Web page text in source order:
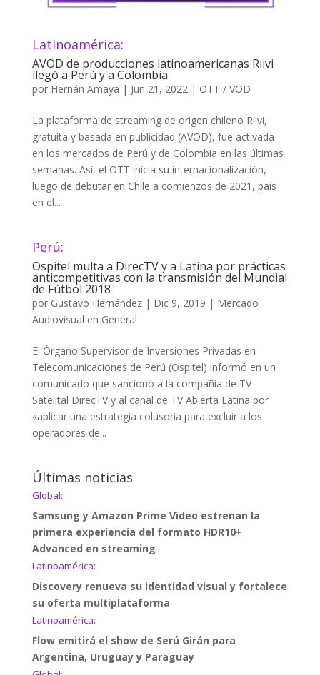
Latinoamérica:
AVOD de producciones latinoamericanas Riivi
llegó a Perú y a Colombia
por Hernán Amaya | Jun 21, 2022| OTT / VOD
La plataforma de streaming de origen chileno Riivi,
gratuita y basada en publicidad (AVOD), fue activada
en los mercados de Perú y de Colombia en las últimas
semanas. Así, el OTT inicia su internacionalización,
luego de debutar en Chile a comienzos de 2021, país
en el...
Perú:
Ospitel multa a DirecTV y a Latina por prácticas
anticompetitivas con la transmisión del Mundial
de Fútbol 2018
por Gustavo Hernández| Dic 9, 2019 | Mercado
Audiovisual en General
El Órgano Supervisor de Inversiones Privadas en
Telecomunicaciones de Perú (Ospitel) informó en un
comunicado que sancionó a la compañía de TV
Satelital DirecTV y al canal de TV Abierta Latina por
«aplicar una estrategia colusoria para excluir a los
operadores de...
Últimas noticias
Global:
Samsung y Amazon Prime Video estrenan la
primera experiencia del formato HDR10+
Advanced en streaming
Latinoamérica:
Discovery renueva su identidad visual y fortalece
su oferta multiplataforma
Latinoamérica:
Flow emitirá el show de Serú Girán para
Argentina, Uruguay y Paraguay